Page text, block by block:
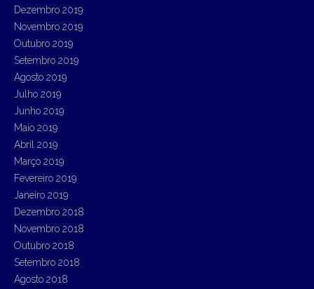
Dezembro 2019
Novembro 2019
Outubro 2019
Setembro 2019
Agosto 2019
Julho 2019
Junho 2019
Maio 2019
Abril 2019
Março 2019
Fevereiro 2019
Janeiro 2019
Dezembro 2018
Novembro 2018
Outubro 2018
Setembro 2018
Agosto 2018